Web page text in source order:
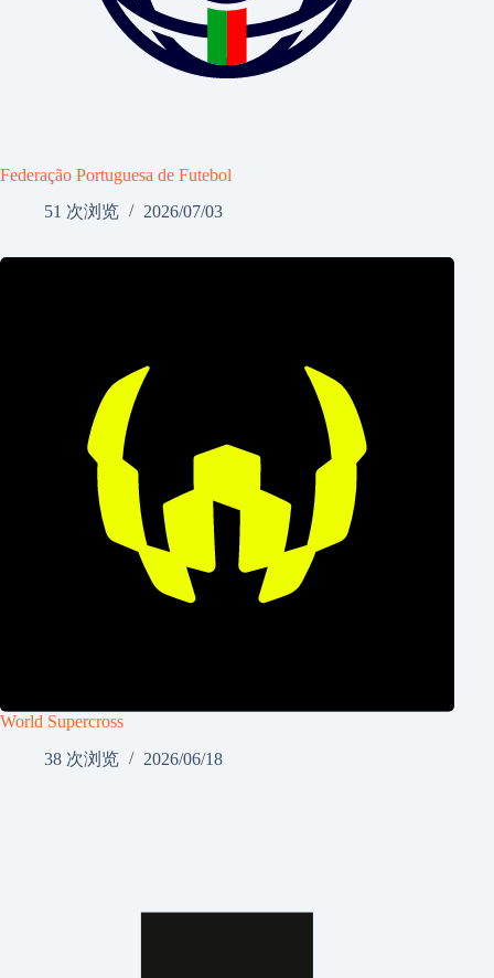
Federação Portuguesa de Futebol
51 次浏览
2026/07/03
World Supercross
38 次浏览
2026/06/18